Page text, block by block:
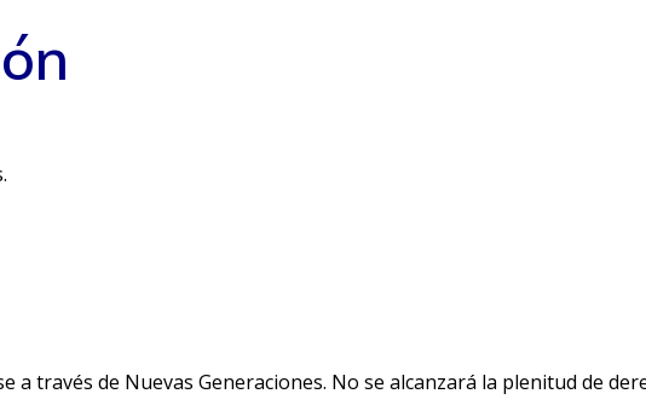
a través de Nuevas Generaciones. No se alcanzará la plenitud de